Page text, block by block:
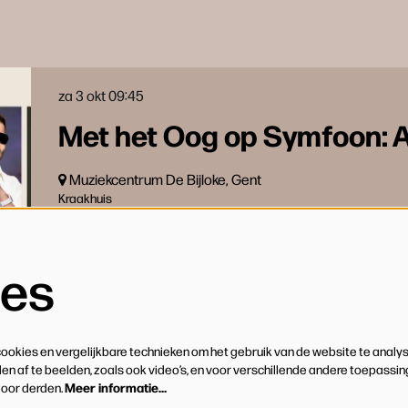
Met het Oog op Symfoon:
za 3 okt09:45
Muziekcentrum De Bijloke, Gent
Kraakhuis
Mozart alla Mambo
en vergelijkbare technieken om het gebruik van de website te
af te beelden, zoals ook video’s, en voor verschillende andere
derden.Meer informatie…